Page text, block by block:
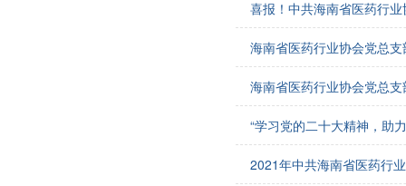
登记信息
会费制度
协会章程
喜报！中共海南省医药行
海南省医药行业协会党总
海南省医药行业协会党总
“学习党的二十大精神，助
2021年中共海南省医药行